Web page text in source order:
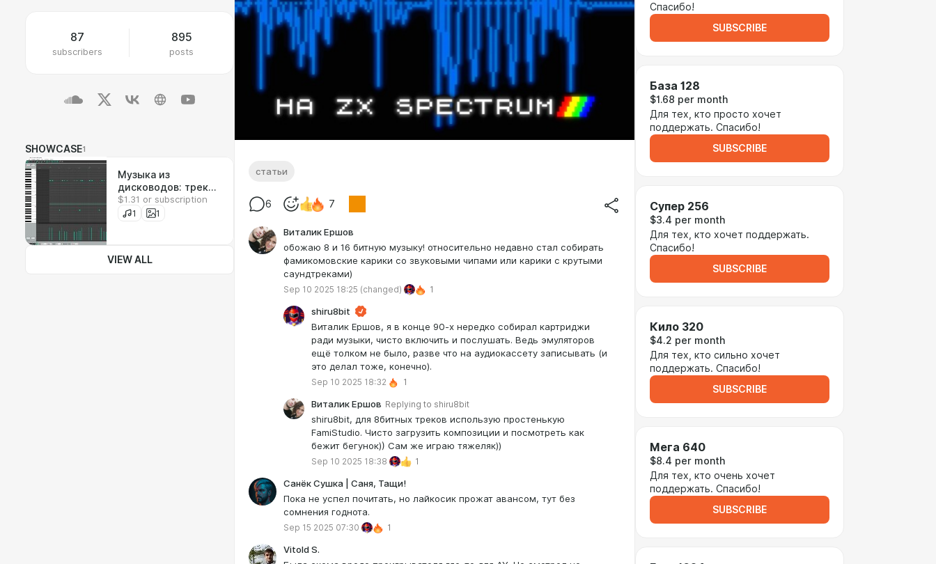
87
subscribers
895
posts
SHOWCASE1
Музыка из
дисководов: трек
#3
$1.31 or subscription
1
1
VIEW ALL
статьи
6 7
Виталик Ершов
обожаю 8 и 16 битную музыку! относительно недавно стал собирать
фамикомовские карики со звуковыми чипами или карики с крутыми
саундтреками)
Sep 10 2025 18:25 (changed) 1
shiru8bit
Виталик Ершов, я в конце 90-х нередко собирал картриджи
ради музыки, чисто включить и послушать. Ведь эмуляторов
ещё толком не было, разве что на аудиокассету записывать (и
это делал тоже, конечно).
Sep 10 2025 18:32 1
Виталик Ершов Replying to shiru8bit
shiru8bit, для 8битных треков использую простенькую
FamiStudio. Чисто загрузить композиции и посмотреть как
бежит бегунок)) Сам же играю тяжеляк))
Sep 10 2025 18:38 1
Санёк Сушка | Саня, Тащи!
Пока не успел почитать, но лайкосик прожат авансом, тут без
сомнения годнота.
Sep 15 2025 07:30 1
Vitold S.
Спасибо!
SUBSCRIBE
База 128
$1.68 per month
Для тех, кто просто хочет
поддержать. Спасибо!
SUBSCRIBE
Супер 256
$3.4 per month
Для тех, кто хочет поддержать.
Спасибо!
SUBSCRIBE
Кило 320
$4.2 per month
Для тех, кто сильно хочет
поддержать. Спасибо!
SUBSCRIBE
Мега 640
$8.4 per month
Для тех, кто очень хочет
поддержать. Спасибо!
SUBSCRIBE